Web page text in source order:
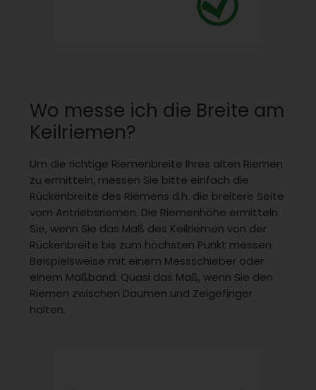
Wo messe ich die Breite am
Keilriemen?
Um die richtige Riemenbreite Ihres alten Riemen
zu ermitteln, messen Sie bitte einfach die
Rückenbreite des Riemens d.h. die breitere Seite
vom Antriebsriemen. Die Riemenhöhe ermitteln
Sie, wenn Sie das Maß des Keilriemen von der
Rückenbreite bis zum höchsten Punkt messen.
Beispielsweise mit einem Messschieber oder
einem Maßband. Quasi das Maß, wenn Sie den
Riemen zwischen Daumen und Zeigefinger
halten.